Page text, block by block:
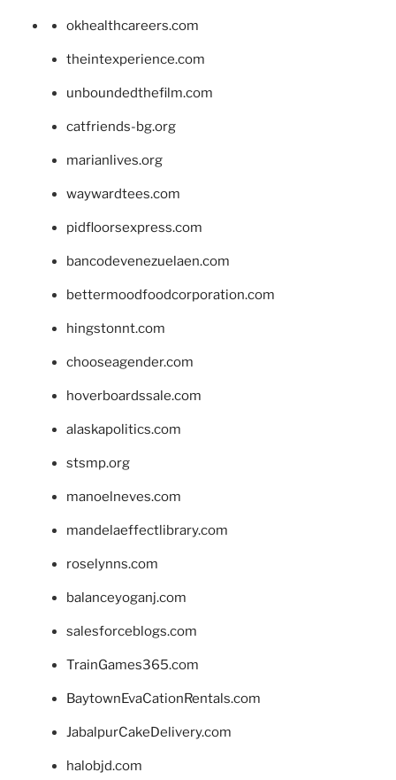
okhealthcareers.com
theintexperience.com
unboundedthefilm.com
catfriends-bg.org
marianlives.org
waywardtees.com
pidfloorsexpress.com
bancodevenezuelaen.com
bettermoodfoodcorporation.com
hingstonnt.com
chooseagender.com
hoverboardssale.com
alaskapolitics.com
stsmp.org
manoelneves.com
mandelaeffectlibrary.com
roselynns.com
balanceyoganj.com
salesforceblogs.com
TrainGames365.com
BaytownEvaCationRentals.com
JabalpurCakeDelivery.com
halobjd.com